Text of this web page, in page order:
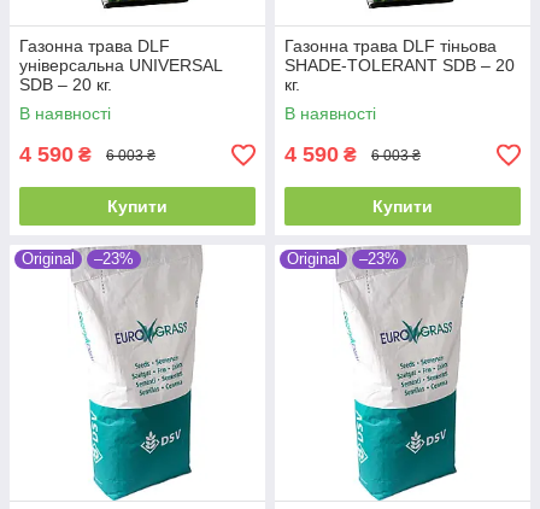
Газонна трава DLF
універсальна UNIVERSAL
SDB – 20 кг.
В наявності
4 590 ₴ 6 003 ₴
Купити
Газонна трава DLF тіньова
SHADE-TOLERANT SDB – 20
кг.
В наявності
4 590 ₴ 6 003 ₴
Купити
Original –23% Original –23%